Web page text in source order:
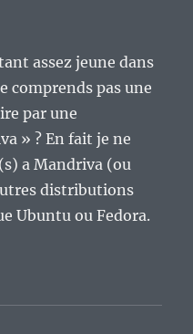
assez jeune dans
comprends pas une
par une
» ? En fait je ne
a Mandriva (ou
distributions
Ubuntu ou Fedora.